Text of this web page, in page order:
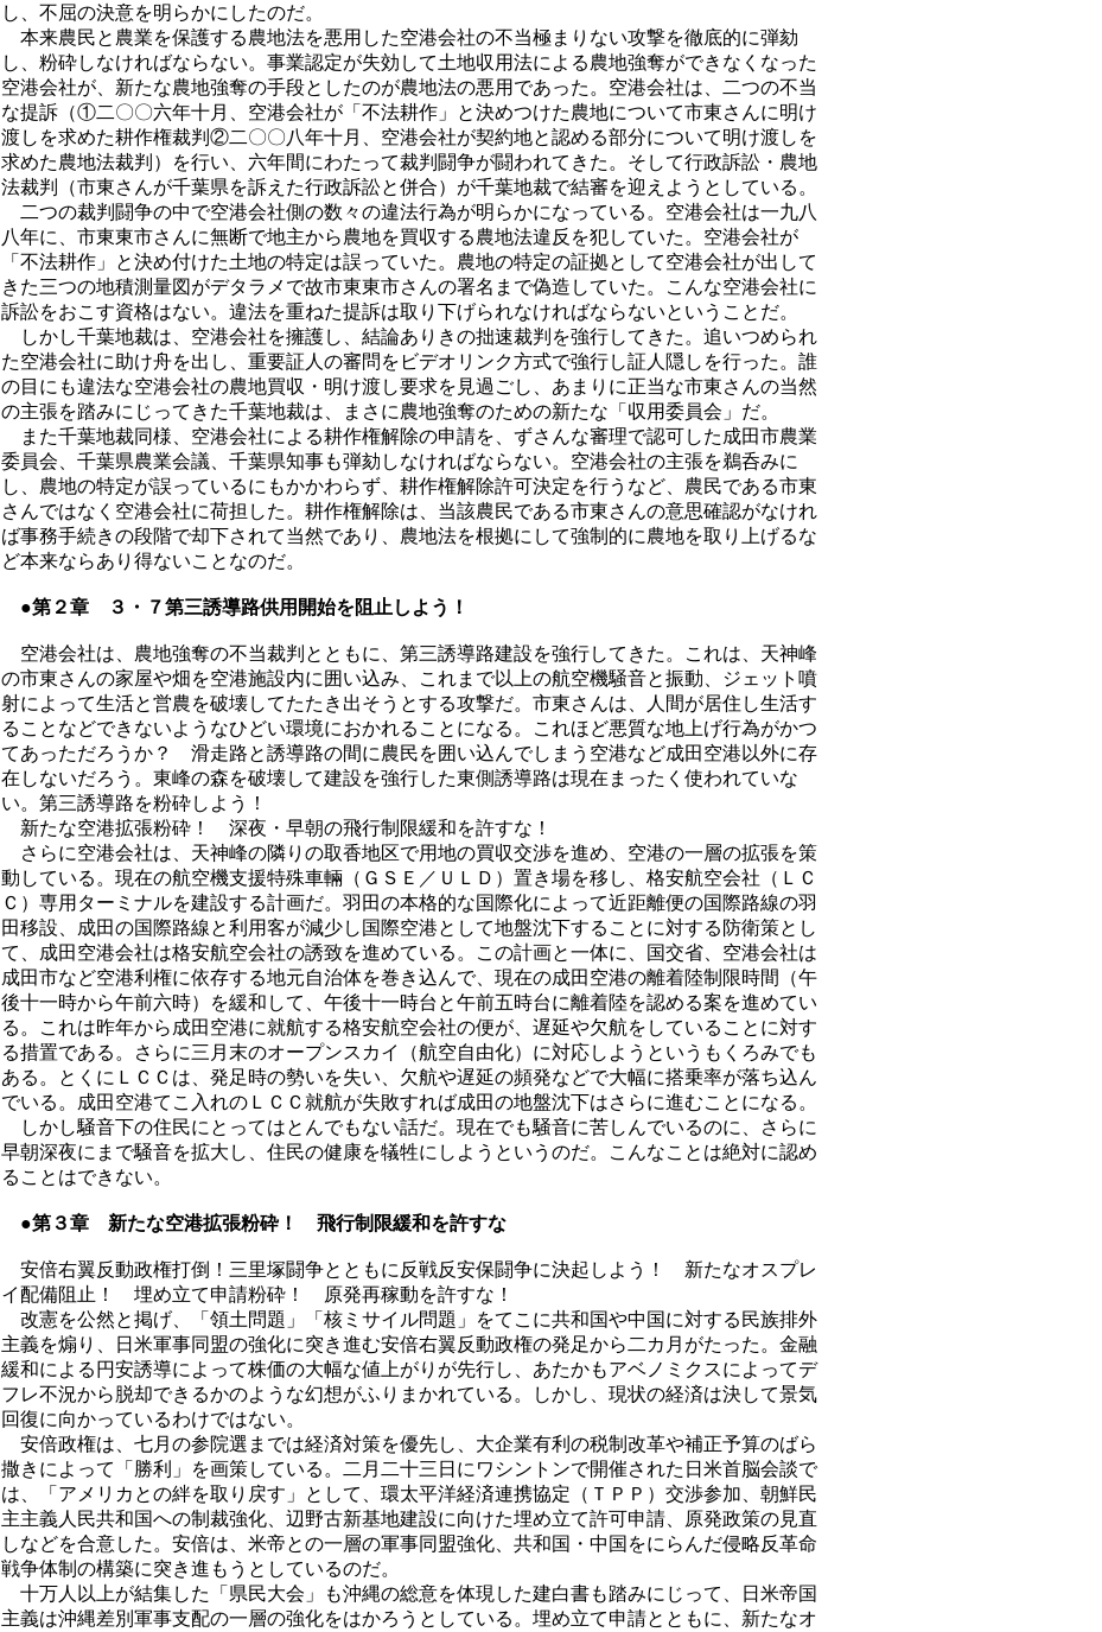
し、不屈の決意を明らかにしたのだ。
本来農民と農業を保護する農地法を悪用した空港会社の不当極まりない攻撃を徹底的に弾劾
し、粉砕しなければならない。事業認定が失効して土地収用法による農地強奪ができなくなった
空港会社が、新たな農地強奪の手段としたのが農地法の悪用であった。空港会社は、二つの不当
な提訴（①二〇〇六年十月、空港会社が「不法耕作」と決めつけた農地について市東さんに明け
渡しを求めた耕作権裁判②二〇〇八年十月、空港会社が契約地と認める部分について明け渡しを
求めた農地法裁判）を行い、六年間にわたって裁判闘争が闘われてきた。そして行政訴訟・農地
法裁判（市東さんが千葉県を訴えた行政訴訟と併合）が千葉地裁で結審を迎えようとしている。
二つの裁判闘争の中で空港会社側の数々の違法行為が明らかになっている。空港会社は一九八
八年に、市東東市さんに無断で地主から農地を買収する農地法違反を犯していた。空港会社が
「不法耕作」と決め付けた土地の特定は誤っていた。農地の特定の証拠として空港会社が出して
きた三つの地積測量図がデタラメで故市東東市さんの署名まで偽造していた。こんな空港会社に
訴訟をおこす資格はない。違法を重ねた提訴は取り下げられなければならないということだ。
しかし千葉地裁は、空港会社を擁護し、結論ありきの拙速裁判を強行してきた。追いつめられ
た空港会社に助け舟を出し、重要証人の審問をビデオリンク方式で強行し証人隠しを行った。誰
の目にも違法な空港会社の農地買収・明け渡し要求を見過ごし、あまりに正当な市東さんの当然
の主張を踏みにじってきた千葉地裁は、まさに農地強奪のための新たな「収用委員会」だ。
また千葉地裁同様、空港会社による耕作権解除の申請を、ずさんな審理で認可した成田市農業
委員会、千葉県農業会議、千葉県知事も弾劾しなければならない。空港会社の主張を鵜呑みに
し、農地の特定が誤っているにもかかわらず、耕作権解除許可決定を行うなど、農民である市東
さんではなく空港会社に荷担した。耕作権解除は、当該農民である市東さんの意思確認がなけれ
ば事務手続きの段階で却下されて当然であり、農地法を根拠にして強制的に農地を取り上げるな
ど本来ならあり得ないことなのだ。
●第２章 ３・７第三誘導路供用開始を阻止しよう！
空港会社は、農地強奪の不当裁判とともに、第三誘導路建設を強行してきた。これは、天神峰
の市東さんの家屋や畑を空港施設内に囲い込み、これまで以上の航空機騒音と振動、ジェット噴
射によって生活と営農を破壊してたたき出そうとする攻撃だ。市東さんは、人間が居住し生活す
ることなどできないようなひどい環境におかれることになる。これほど悪質な地上げ行為がかつ
てあっただろうか？ 滑走路と誘導路の間に農民を囲い込んでしまう空港など成田空港以外に存
在しないだろう。東峰の森を破壊して建設を強行した東側誘導路は現在まったく使われていな
い。第三誘導路を粉砕しよう！
新たな空港拡張粉砕！ 深夜・早朝の飛行制限緩和を許すな！
さらに空港会社は、天神峰の隣りの取香地区で用地の買収交渉を進め、空港の一層の拡張を策
動している。現在の航空機支援特殊車輛（ＧＳＥ／ＵＬＤ）置き場を移し、格安航空会社（ＬＣ
Ｃ）専用ターミナルを建設する計画だ。羽田の本格的な国際化によって近距離便の国際路線の羽
田移設、成田の国際路線と利用客が減少し国際空港として地盤沈下することに対する防衛策とし
て、成田空港会社は格安航空会社の誘致を進めている。この計画と一体に、国交省、空港会社は
成田市など空港利権に依存する地元自治体を巻き込んで、現在の成田空港の離着陸制限時間（午
後十一時から午前六時）を緩和して、午後十一時台と午前五時台に離着陸を認める案を進めてい
る。これは昨年から成田空港に就航する格安航空会社の便が、遅延や欠航をしていることに対す
る措置である。さらに三月末のオープンスカイ（航空自由化）に対応しようというもくろみでも
ある。とくにＬＣＣは、発足時の勢いを失い、欠航や遅延の頻発などで大幅に搭乗率が落ち込ん
でいる。成田空港てこ入れのＬＣＣ就航が失敗すれば成田の地盤沈下はさらに進むことになる。
しかし騒音下の住民にとってはとんでもない話だ。現在でも騒音に苦しんでいるのに、さらに
早朝深夜にまで騒音を拡大し、住民の健康を犠牲にしようというのだ。こんなことは絶対に認め
ることはできない。
●第３章 新たな空港拡張粉砕！ 飛行制限緩和を許すな
安倍右翼反動政権打倒！三里塚闘争とともに反戦反安保闘争に決起しよう！ 新たなオスプレ
イ配備阻止！ 埋め立て申請粉砕！ 原発再稼動を許すな！
改憲を公然と掲げ、「領土問題」「核ミサイル問題」をてこに共和国や中国に対する民族排外
主義を煽り、日米軍事同盟の強化に突き進む安倍右翼反動政権の発足から二カ月がたった。金融
緩和による円安誘導によって株価の大幅な値上がりが先行し、あたかもアベノミクスによってデ
フレ不況から脱却できるかのような幻想がふりまかれている。しかし、現状の経済は決して景気
回復に向かっているわけではない。
安倍政権は、七月の参院選までは経済対策を優先し、大企業有利の税制改革や補正予算のばら
撒きによって「勝利」を画策している。二月二十三日にワシントンで開催された日米首脳会談で
は、「アメリカとの絆を取り戻す」として、環太平洋経済連携協定（ＴＰＰ）交渉参加、朝鮮民
主主義人民共和国への制裁強化、辺野古新基地建設に向けた埋め立て許可申請、原発政策の見直
しなどを合意した。安倍は、米帝との一層の軍事同盟強化、共和国・中国をにらんだ侵略反革命
戦争体制の構築に突き進もうとしているのだ。
十万人以上が結集した「県民大会」も沖縄の総意を体現した建白書も踏みにじって、日米帝国
主義は沖縄差別軍事支配の一層の強化をはかろうとしている。埋め立て申請とともに、新たなオ